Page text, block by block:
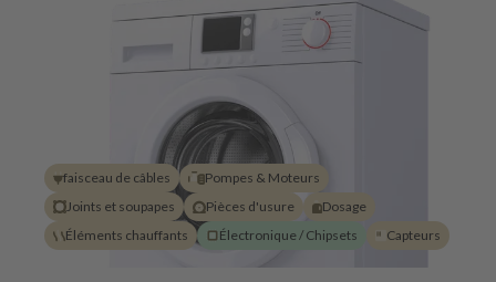
faisceau de câbles
Pompes & Moteurs
Joints et soupapes
Pièces d'usure
Dosage
Éléments chauffants
Électronique / Chipsets Capteurs